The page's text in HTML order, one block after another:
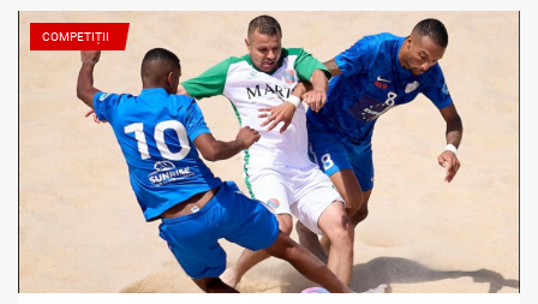
COMPETIȚII